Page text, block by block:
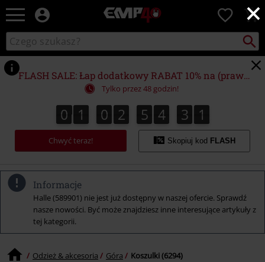
×
EMP
Merch
Fanów:
Muzyki,
Filmów,
Seriali
Gier
Alternatywna.
0
Wyszukaj
katalog
Szukaj
FLASH SALE: Łap dodatkowy RABAT 10% na (prawie) WSZYSTKO*
Tylko przez 48 godzin!
0
0 1
1 0
0 2
2 5
5 4
4 2
3
2
3 9
0
9
1
0
Chwyć teraz! Skopiuj kod FLASH
Informacje
Halle (589901) nie jest już dostępny w naszej ofercie. Sprawdź
nasze nowości. Być może znajdziesz inne interesujące artykuły z
tej kategorii.
Odzież & akcesoria Góra Koszulki (6294)